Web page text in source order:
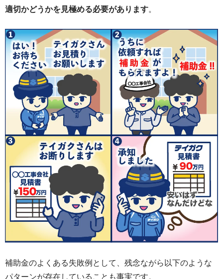
適切かどうかを見極める必要があります。
補助金のよくある失敗例として、残念ながら以下のような
パターンが存在していることも事実です。